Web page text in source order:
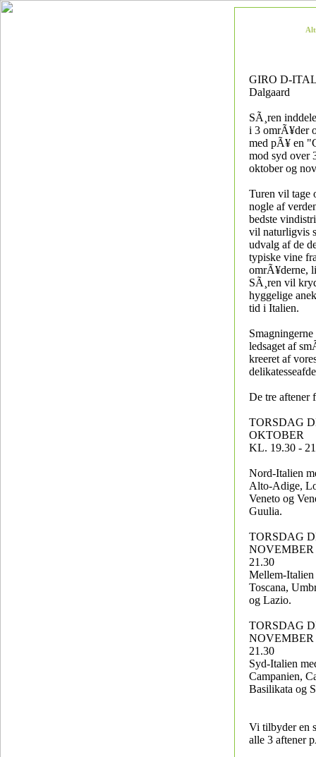
GIRO D-
Dalgaard
SÃ¸ren
i 3 omrÃ¥der
med pÃ¥ en
mod syd over
oktober og
Turen vil tage
nogle af
bedste
vil naturligvis
udvalg af de
typiske vine
omrÃ¥derne,
SÃ¸ren vil
hyggelige
tid i Italien.
ledsaget af
kreeret af
De tre aftener
TORSDAG
OKTOBER
KL. 19.30 -
Nord-Italien
Alto-Adige,
Veneto og
Guulia.
TORSDAG
NOVEMBER
21.30
Mellem-Italien
Toscana,
og Lazio.
TORSDAG
NOVEMBER
21.30
Syd-Italien
Campanien,
Basilikata og
Vi tilbyder en
alle 3 aftener